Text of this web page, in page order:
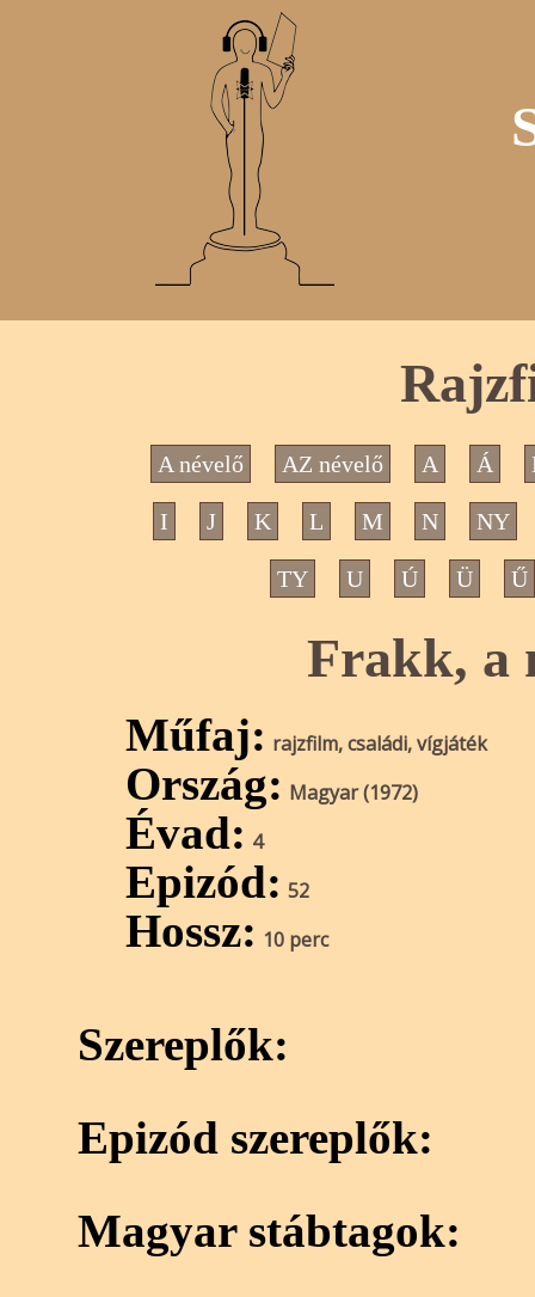
A névelő AZ névelő A Á
I J K L M N NY
TY U Ú Ü Ű
Frakk, a
Műfaj: rajzfilm, családi, vígjáték
Ország: Magyar (1972)
Évad: 4
Epizód: 52
Hossz: 10 perc
Szereplők:
Epizód szereplők:
Magyar stábtagok: